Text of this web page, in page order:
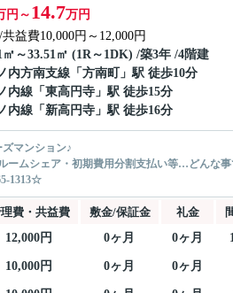
円～14.7万円
益費10,000円～12,000円
㎡～33.51㎡ (1R～1DK) /築3年 /4階建
内方南支線 「 方南町
」駅 徒歩10分
内線 「 東高円寺 」駅 徒歩15分
内線 「 新高円寺 」駅 徒歩16分
マンション♪
ムシェア・初期費用分割支払い等…どんな
1313☆
費・共益費 敷金/保証金 礼金
12,000円 0ヶ月 0ヶ月
10,000円 0ヶ月 0ヶ月